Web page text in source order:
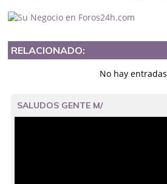
RELACIONADO:
No hay entradas
SALUDOS GENTE M/